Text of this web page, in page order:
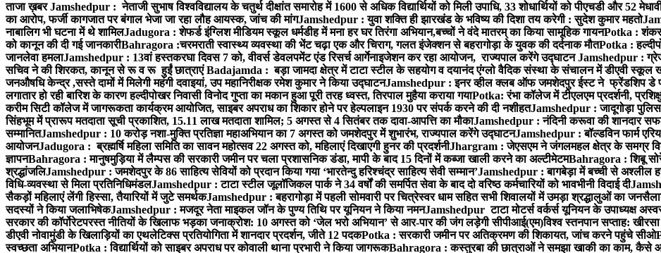
ताजा ख़बरJamshedpur : नेताजी सुभाष विश्वविद्यालय के चतुर्थ दीक्षांत समारोह में 1600 से अधिक विद्यार्थियों को मिली उपाधि, 33 शोधार्थियों को पीएचडी और 52
का आरोप, फर्जी कागजात पर बंगाल भेजा जा रहा लौह आयस्क, जांच की मांगJamshedpur : युवा शक्ति ही झारखंड के भविष्य की दिशा तय करेगी : सुदेश कुमार महतो
नाबालिग भी घटना में थे शामिलJadugora : शेफर्ड इंग्लिश मीडियम स्कूल धर्मडीह में मना हर घर तिरंगा अभियान,बच्चों ने वंदे मातरम् का किया सामूहिक गायनPotka :
को कानून की दी गई जानकारीBahragora :चरमराती स्वास्थ्य व्यवस्था की भेंट चढ़ा एक और चिराग, गलत इंजेक्शन से बहरागोड़ा के युवक की दर्दनाक मौतPotka :
जानलेवा हमलाJamshedpur : 13वां हस्तकरघा दिवस 7 को, वीवर्स डेवलपमेंट एंड रिसर्च आर्गेनाइजेशन कर रहा आयोजन, राज्यपाल करेंगे उद्घाटनJamshedpur :
सचिव ने की शिरकत, कानून से रू व रू हुईं छात्राएंBadajamda : बड़ा जामदा क्षेत्र में टाटा स्टील के सहयोग व दयानंद एंग्लो वैदिक संस्था के संचालन में डीएवी स्कूल
जनऔषधि केन्द्र ,सस्ते दामों में मिलेगी महंगी दवाइयां, उप महानिरीक्षक रमेश कुमार ने किया उद्घाटनJamshedpur : इनर व्हील क्लब ऑफ जमशेदपुर ईस्ट ने फ्रेंडशिप डे
लगातार हो रही बारिश के कारण हल्दीपोखर निवासी विनोद गुप्ता का मकान हुआ पूरी तरह ध्वस्त, तिरपाल मुहैया कराया गयाPotka: रंभा कॉलेज में टीएलएम प्रदर्शनी,
करीम सिटी कॉलेज में जागरूकता कार्यक्रम आयोजित, साइबर अपराध का शिकार होने पर हेल्पलाइन 1930 पर संपर्क करने की दी नशीहतJamshedpur : जादूगोड़ा
सिंहभूम में प्रारूप मतदाता सूची प्रकाशित, 15.11 लाख मतदाता शामिल; 5 अगस्त से 4 सितंबर तक दावा-आपत्ति का मौकाJamshedpur : नंदिनी करूवा की शानदार
सम्मानितJamshedpur : 10 करोड़ नशा-मुक्ति प्रतिज्ञा महाअभियान का 7 अगस्त को जमशेदपुर में शुभारंभ, राज्यपाल करेंगे उद्घाटनJamshedpur : बॉल्डविन फार्म
आयोजनJadugora : ब्रह्मर्षि महिला समिति का सावन महोत्सव 22 अगस्त को, महिलाएं दिखाएगी हुनर की प्रदर्शनीJhargram : जेएसएम ने जंगलमहल क्षेत्र के समग्र
ज्ञापनBahragora : मानुषमुड़िया में लैम्पस की सरकारी जमीन पर चला प्रशासनिक डंडा, मापी के बाद 15 दिनों में कब्जा खाली करने का अल्टीमेटमBahragora : शिबू
श्रद्धांजलिJamshedpur : जमशेदपुर के 86 साहित्य सेवियों को प्रदान किया गया ‘भारतेन्दु हरिश्चंद्र साहित्य सेवी सम्मान’Jamshedpur : बागबेड़ा में बच्ची से अश्लील
विधि-व्यवस्था से मिला प्रतिनिधिमंडलJamshedpur : टाटा स्टील जूलॉजिकल पार्क ने 34 वर्षों की समर्पित सेवा के बाद दो वरिष्ठ कर्मचारियों को भावभीनी विदाई दी
सैकड़ों महिलाएं लेंगी हिस्सा, तैयारियों में जुटे समर्थकJamshedpur : बहरागोड़ा में पहली सोमवारी पर चित्रेस्वर धाम सहित सभी शिवालयों में उमड़ा श्रद्धालुओं का
सदस्यों ने किया जलाभिषेकJamshedpur : मजदूर नेता माइकल जॉन के पुण्य तिथि पर यूनियन ने किया नमनJamshedpur टाटा मोटर्स वर्कर्स यूनियन के उपाध्यक्ष
सरकार की कॉर्पोरेटपरस्त नीतियों के खिलाफ भड़का जनाक्रोश: 10 अगस्त को ‘जेल भरो अभियान’ से आर-पार की जंग लड़ेगी सीपीआई(एम)विश्व स्तनपान सप्ताह:
डीएवी नोवामुंडी के खिलाड़ियों का एथलेटिक्स प्रतियोगिता में शानदार प्रदर्शन, जीते 12 पदकPotka : सरकारी जमीन पर अतिक्रमण की शिकायत, जांच करने पहुंचे सीओ
स्वच्छता अभियानPotka : विद्यार्थियों को साइबर अपराध पर कोवाली थाना प्रभारी ने किया जागरूकBahragora : कस्तुरबा की छात्राओं ने समझा खाकी का काम, कैसे